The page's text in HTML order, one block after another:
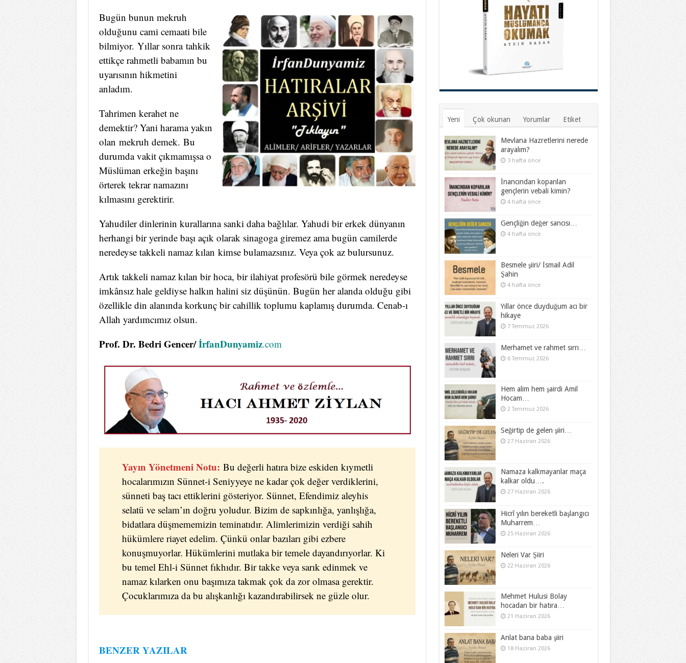
Bugün bunun mekruh
olduğunu cami cemaati bile
bilmiyor. Yıllar sonra tahkik
ettikçe rahmetli babamın bu
uyarısının hikmetini
anladım.
Tahrimen kerahet ne
demektir? Yani harama yakın
olan mekruh demek. Bu
durumda vakit çıkmamışsa o
Müslüman erkeğin başını
örterek tekrar namazını
kılmasını gerektirir.
Yahudiler dinlerinin kurallarına sanki daha bağlılar. Yahudi bir erkek dünyanın
herhangi bir yerinde başı açık olarak sinagoga giremez ama bugün camilerde
neredeyse takkeli namaz kılan kimse bulamazsınız. Veya çok az bulursunuz.
Artık takkeli namaz kılan bir hoca, bir ilahiyat profesörü bile görmek neredeyse
imkânsız hale geldiyse halkın halini siz düşünün. Bugün her alanda olduğu gibi
özellikle din alanında korkunç bir cahillik toplumu kaplamış durumda. Cenab-ı
Allah yardımcımız olsun.
Prof. Dr. Bedri Gencer/İrfanDunyamiz.com
Yayın Yönetmeni Notu: Bu değerli hatıra bize eskiden kıymetli
hocalarımızın Sünnet-i Seniyyeye ne kadar çok değer verdiklerini,
sünneti baş tacı ettiklerini gösteriyor. Sünnet, Efendimiz aleyhis
selatü ve selam’ın doğru yoludur. Bizim de sapkınlığa, yanlışlığa,
bidatlara düşmememizin teminatıdır. Alimlerimizin verdiği sahih
hükümlere riayet edelim. Çünkü onlar bazıları gibi ezbere
konuşmuyorlar. Hükümlerini mutlaka bir temele dayandırıyorlar. Ki
bu temel Ehl-i Sünnet fıkhıdır. Bir takke veya sarık edinmek ve
namaz kılarken onu başımıza takmak çok da zor olmasa gerektir.
Çocuklarımıza da bu alışkanlığı kazandırabilirsek ne güzle olur.
BENZER YAZILAR
Yeni Çok okunan Yorumlar Etiket
Mevlana Hazretlerini nerede
arayalım?
3 hafta önce
İnancından koparılan
gençlerin vebali kimin?
4 hafta önce
Gençliğin değer sancısı…
4 hafta önce
Besmele şiiri/ İsmail Adil
Şahin
4 hafta önce
Yıllar önce duyduğum acı bir
hikaye
7 Temmuz 2026
Merhamet ve rahmet sırrı…
6 Temmuz 2026
Hem alim hem şairdi Amil
Hocam…
2 Temmuz 2026
Seğirtip de gelen şiiri…
27 Haziran 2026
Namaza kalkmayanlar maça
kalkar oldu….
27 Haziran 2026
Hicrî yılın bereketli başlangıcı
Muharrem…
25 Haziran 2026
Neleri Var Şiiri
22 Haziran 2026
Mehmet Hulusi Bolay
hocadan bir hatıra…
21 Haziran 2026
Anlat bana baba şiiri
18 Haziran 2026